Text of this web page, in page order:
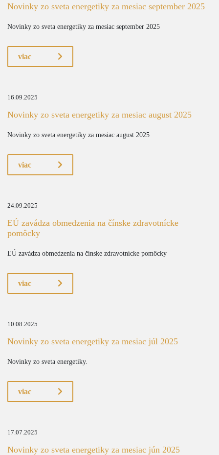
Novinky zo sveta energetiky za mesiac september 2025
Novinky zo sveta energetiky za mesiac september 2025
viac
16.09.2025
Novinky zo sveta energetiky za mesiac august 2025
Novinky zo sveta energetiky za mesiac august 2025
viac
24.09.2025
EÚ zavádza obmedzenia na čínske zdravotnícke
pomôcky
EÚ zavádza obmedzenia na čínske zdravotnícke pomôcky
viac
10.08.2025
Novinky zo sveta energetiky za mesiac júl 2025
Novinky zo sveta energetiky.
viac
17.07.2025
Novinky zo sveta energetiky za mesiac jún 2025